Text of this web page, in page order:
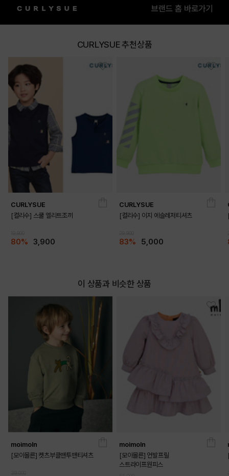
CURLYSUE 추천상품
CURLYSUE
[컬리수] 스쿨 엘리트조끼
80% 3,900
CURLYSUE
[컬리수] 이지 에슬레저티셔츠
83% 5,000
이 상품과 비슷한 상품
moimoln
[모이몰른] 켓츠부클맨투맨티셔츠
moimoln
[모이몰른] 언발프릴
스트라이프원피스